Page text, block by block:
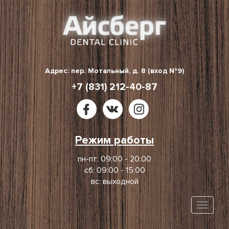
Skip
to
content
Адрес: пер. Мотальный, д. 8 (вход №9)
+7 (831) 212-40-87
Режим работы
пн-пт: 09:00 - 20:00
сб: 09:00 - 15:00
вс: выходной
Toggle